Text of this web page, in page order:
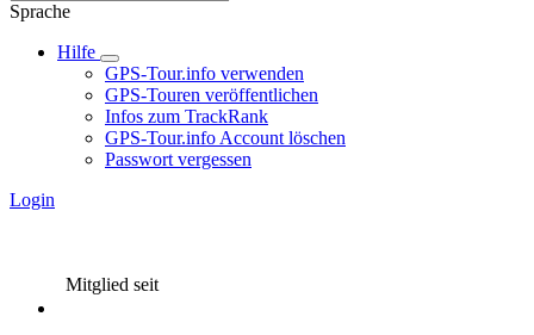
Sprache
Hilfe
GPS-Tour.info verwenden
GPS-Touren veröffentlichen
Infos zum TrackRank
GPS-Tour.info Account löschen
Passwort vergessen
Login
Mitglied seit